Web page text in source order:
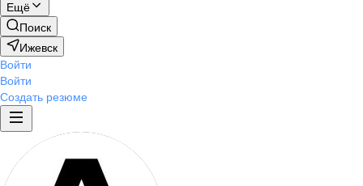
Ещё
Поиск
Ижевск
Войти
Войти
Создать резюме